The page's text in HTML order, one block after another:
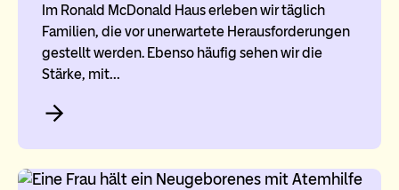
Im Ronald McDonald Haus erleben wir täglich
Familien, die vor unerwartete Herausforderungen
gestellt werden. Ebenso häufig sehen wir die
Stärke, mit…